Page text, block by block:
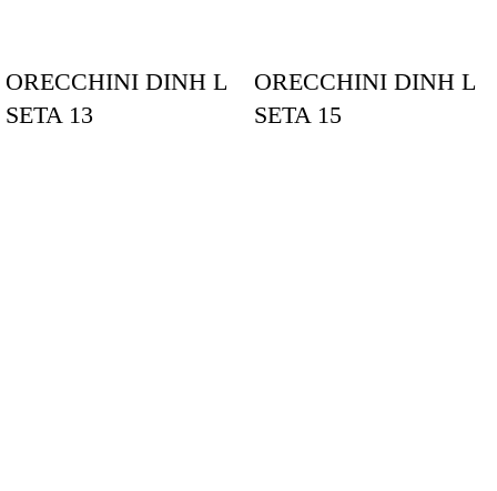
ORECCHINI DINH L
SETA 13
ORECCHINI DINH L
SETA 15